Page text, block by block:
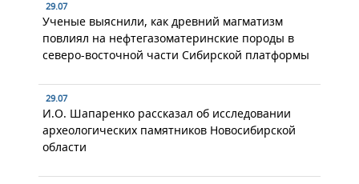
29.07
Ученые выяснили, как древний магматизм
повлиял на нефтегазоматеринские породы в
северо-восточной части Сибирской платформы
29.07
И.О. Шапаренко рассказал об исследовании
археологических памятников Новосибирской
области